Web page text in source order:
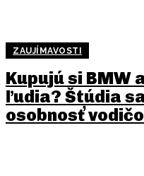
ZAUJÍMAVOSTI
Kupujú si BMW
ľudia? Štúdia
osobnosť